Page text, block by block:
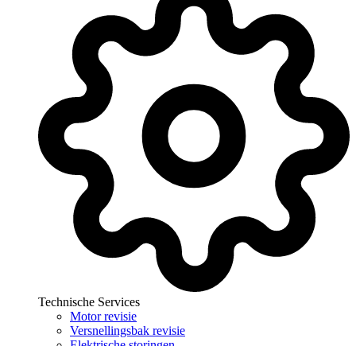
Technische Services
Motor revisie
Versnellingsbak revisie